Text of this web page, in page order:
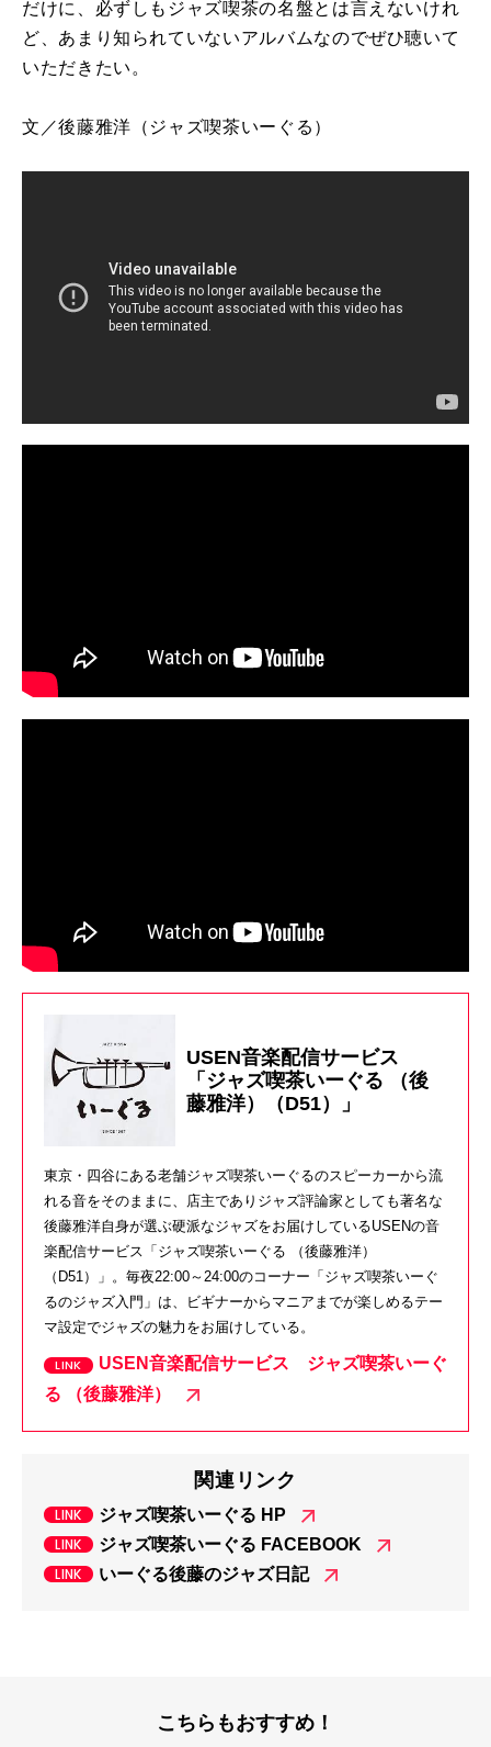
だけに、必ずしもジャズ喫茶の名盤とは言えないけれ
ど、あまり知られていないアルバムなのでぜひ聴いて
いただきたい。
文／後藤雅洋（ジャズ喫茶いーぐる）
USEN音楽配信サービス
「ジャズ喫茶いーぐる （後
藤雅洋）（D51）」
東京・四谷にある老舗ジャズ喫茶いーぐるのスピーカーから流
れる音をそのままに、店主でありジャズ評論家としても著名な
後藤雅洋自身が選ぶ硬派なジャズをお届けしているUSENの音
楽配信サービス「ジャズ喫茶いーぐる （後藤雅洋）
（D51）」。毎夜22:00～24:00のコーナー「ジャズ喫茶いーぐ
るのジャズ入門」は、ビギナーからマニアまでが楽しめるテー
マ設定でジャズの魅力をお届けしている。
USEN音楽配信サービス ジャズ喫茶いーぐ
る （後藤雅洋）
関連リンク
ジャズ喫茶いーぐる HP
ジャズ喫茶いーぐる FACEBOOK
いーぐる後藤のジャズ日記
こちらもおすすめ！